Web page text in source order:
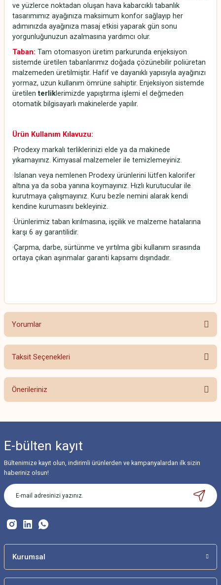
ve yüzlerce noktadan oluşan hava kabarcıklı tabanlık
tasarımımız ayağınıza maksimum konfor sağlayıp her
adımınızda ayağınıza masaj etkisi yaparak gün sonu
yorgunluğunuzun azalmasına yardımcı olur.
Taban: Tam otomasyon üretim parkurunda enjeksiyon
sistemde üretilen tabanlarımız doğada çözünebilir poliüretan
malzemeden üretilmiştir. Hafif ve dayanıklı yapısıyla ayağınızı
yormaz, uzun kullanım ömrüne sahiptir. Enjeksiyon sistemde
üretilenterliklerimizde yapıştırma işlemi el değmeden
otomatik bilgisayarlı makinelerde yapılır.
Ürün Kullanım Kılavuzu:
·Prodexy markalı terliklerinizi elde ya da makinede
yıkamayınız. Kimyasal malzemeler ile temizlemeyiniz.
·Islanan veya nemlenen Prodexy ürünlerini lütfen kalorifer
altına ya da soba yanına koymayınız. Hızlı kurutucular ile
kurutmaya çalışmayınız. Kuru bezle nemini alarak kendi
kendine kurumasını bekleyiniz.
·Ürünlerimiz taban kırılmasına, işçilik ve malzeme hatalarına
karşı 6 ay garantilidir.
·Çarpma, darbe, sürtünme ve yırtılma gibi kullanım sırasında
ortaya çıkan aşınmalar garanti kapsamı dışındadır.
Yorumlar
Bu ürüne ilk yorumu siz yapın!
Taksit Seçenekleri
Önerileriniz
Görüş ve önerileriniz için teşekkür ederiz.
Ürün resmi kalitesiz, bozuk veya görüntülenemiyor.
Ürün açıklamasında eksik bilgiler bulunuyor.
Ürün bilgilerinde hatalar bulunuyor.
Bu ürüne benzer farklı alternatifler olmalı.
E-bülten kayıt
Bültenimize kayıt olun, indirimli ürünlerden ve kampanyalardan ilk sizin
haberiniz olsun!
Kurumsal